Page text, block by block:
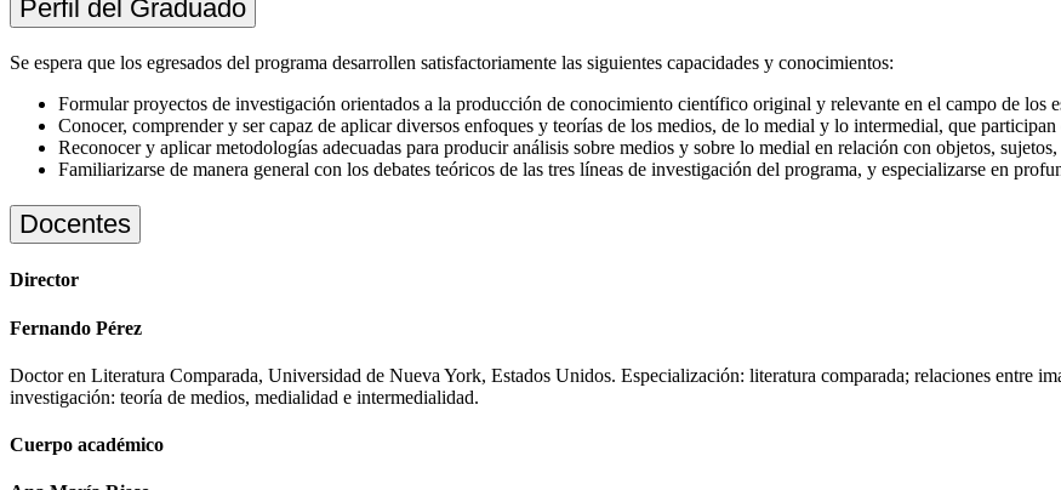
Perfil del Graduado
Se espera que los egresados del programa desarrollen satisfactoriamente las siguientes capacidades y conocimientos:
Formular proyectos de investigación orientados a la producción de conocimiento científico original y relevante en el campo de los
Conocer, comprender y ser capaz de aplicar diversos enfoques y teorías de los medios, de lo medial y lo intermedial, que
Reconocer y aplicar metodologías adecuadas para producir análisis sobre medios y sobre lo medial en relación con objetos,
Familiarizarse de manera general con los debates teóricos de las tres líneas de investigación del programa, y especializarse en
Docentes
Director
Fernando Pérez
Doctor en Literatura Comparada, Universidad de Nueva York, Estados Unidos. Especialización: literatura comparada; relaciones entre
investigación: teoría de medios, medialidad e intermedialidad.
Cuerpo académico